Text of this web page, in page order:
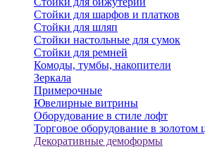
Стойки для шарфов и платков
Стойки для шляп
Стойки настольные для сумок
Стойки для ремней
Комоды, тумбы, накопители
Зеркала
Примерочные
Ювелирные витрины
Оборудование в стиле лофт
Торговое оборудование в золотом
Декоративные демоформы